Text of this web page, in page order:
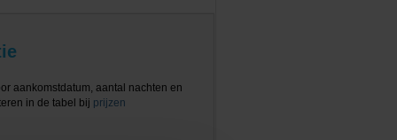
aankomstdatum, aantal nachten en
in de tabel bij prijzen